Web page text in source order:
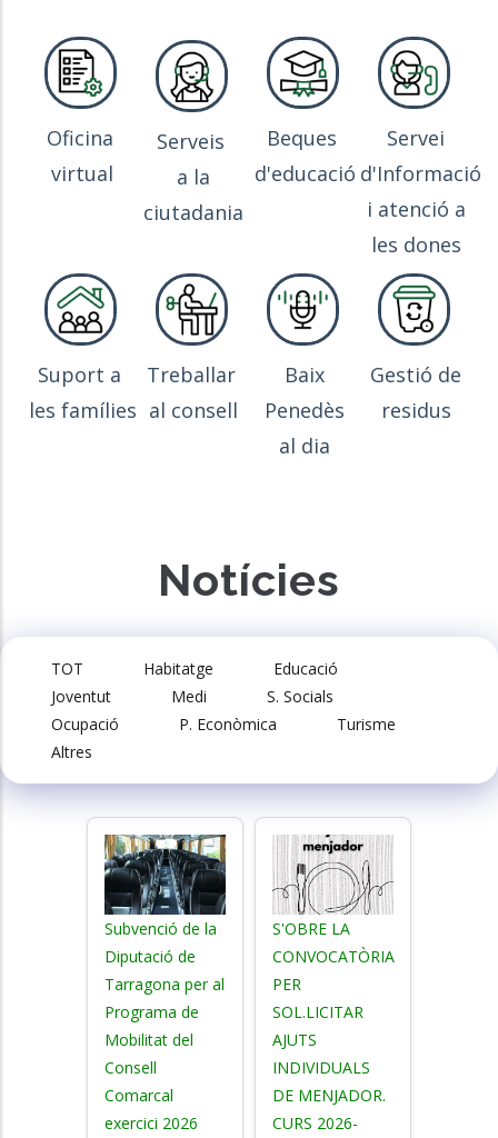
Oficina
virtual
Serveis
a la
ciutadania
Beques
d'educació
Servei
d'Informació
i atenció a
les dones
Suport a
les famílies
Treballar
al consell
Baix
Penedès
al dia
Gestió de
residus
Notícies
TOT Habitatge
Educació
Joventut
Medi
S. Socials
Ocupació
P. Econòmica
Turisme
Altres
Subvenció de la
Diputació de
Tarragona per al
Programa de
Mobilitat del
Consell
Comarcal
exercici 2026
S'OBRE LA
CONVOCATÒRIA
PER
SOL.LICITAR
AJUTS
INDIVIDUALS
DE MENJADOR.
CURS 2026-